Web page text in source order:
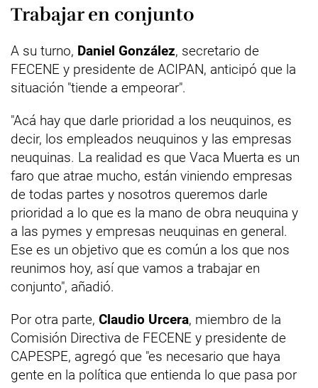
Trabajar en conjunto
A su turno, Daniel González, secretario de
FECENE y presidente de ACIPAN, anticipó que la
situación "tiende a empeorar".
"Acá hay que darle prioridad a los neuquinos, es
decir, los empleados neuquinos y las empresas
neuquinas. La realidad es que Vaca Muerta es un
faro que atrae mucho, están viniendo empresas
de todas partes y nosotros queremos darle
prioridad a lo que es la mano de obra neuquina y
a las pymes y empresas neuquinas en general.
Ese es un objetivo que es común a los que nos
reunimos hoy, así que vamos a trabajar en
conjunto", añadió.
Por otra parte, Claudio Urcera, miembro de la
Comisión Directiva de FECENE y presidente de
CAPESPE, agregó que "es necesario que haya
gente en la política que entienda lo que pasa por